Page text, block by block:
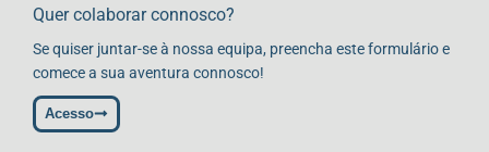
Quer colaborar connosco?
Se quiser juntar-se à nossa equipa, preencha este formulário e
comece a sua aventura connosco!
Acesso